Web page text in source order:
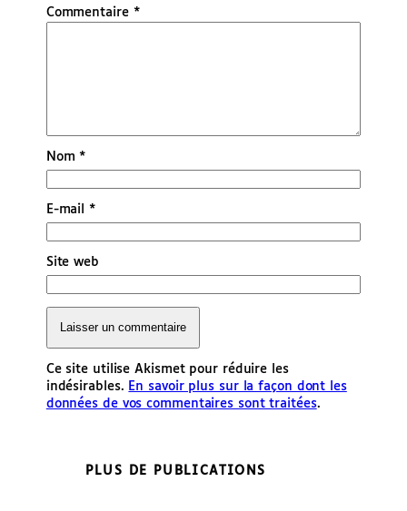
Commentaire *
Nom*
E-mail*
Site web
Ce site utilise Akismet pour réduire les
indésirables. En savoir plus sur la façon dont les
données de vos commentaires sont traitées.
PLUS DE PUBLICATIONS